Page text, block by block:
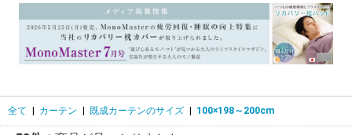
全て カーテン 既成カーテンのサイズ 100×198～200cm